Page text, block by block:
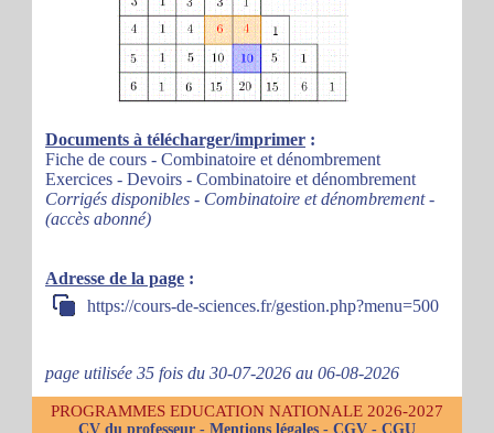
Documents à télécharger/imprimer :
Fiche de cours - Combinatoire et dénombrement
Exercices - Devoirs - Combinatoire et dénombrement
Corrigés disponibles - Combinatoire et dénombrement -
(accès abonné)
Adresse de la page :
https://cours-de-sciences.fr/gestion.php?menu=500
page utilisée 35 fois du 30-07-2026 au 06-08-2026
PROGRAMMES EDUCATION NATIONALE 2026-2027
CV du professeur - Mentions légales - CGV - CGU